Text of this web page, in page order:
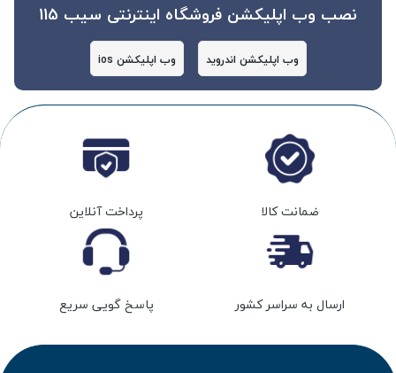
نصب وب اپلیکشن فروشگاه اینترنتی سیب 115
وب اپلیکشن اندروید وب اپلیکشن ios
ضمانت کالا پرداخت آنلاین
ارسال به سراسر کشور پاسخ گویی سریع